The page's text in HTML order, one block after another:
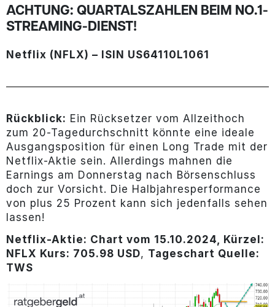
ACHTUNG: QUARTALSZAHLEN BEIM NO.1-
STREAMING-DIENST!
Netflix (NFLX) – ISIN US64110L1061
Rückblick: Ein Rücksetzer vom Allzeithoch
zum 20-Tagedurchschnitt könnte eine ideale
Ausgangsposition für einen Long Trade mit der
Netflix-Aktie sein. Allerdings mahnen die
Earnings am Donnerstag nach Börsenschluss
doch zur Vorsicht. Die Halbjahresperformance
von plus 25 Prozent kann sich jedenfalls sehen
lassen!
Netflix-Aktie: Chart vom 15.10.2024, Kürzel:
NFLX Kurs: 705.98 USD, Tageschart Quelle:
TWS